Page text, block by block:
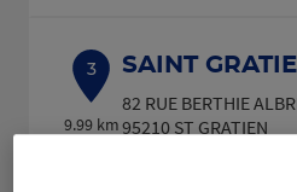
3
9.99 km
SAINT
82 RUE BERTHIE
95210 ST GRATIEN